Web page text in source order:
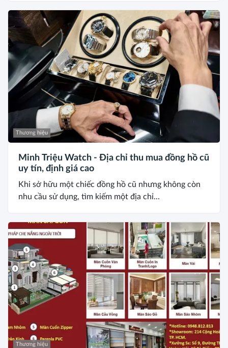
Thương hiệu
Minh Triệu Watch - Địa chỉ thu mua đồng hồ cũ
uy tín, định giá cao
Khi sở hữu một chiếc đồng hồ cũ nhưng không còn
nhu cầu sử dụng, tìm kiếm một địa chỉ...
Thương hiệu